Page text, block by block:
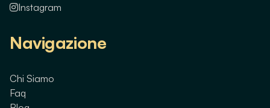
Instagram
Navigazione
Chi Siamo
Faq